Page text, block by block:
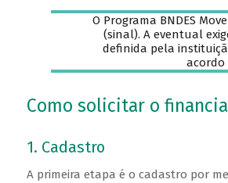
O Programa BNDES
(sinal). A eventual
definida pela
acordo
Como solicitar o
1. Cadastro
A primeira etapa é o cadastro por